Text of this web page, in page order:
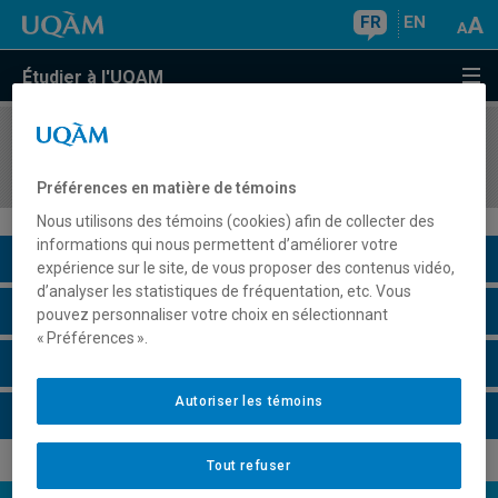
FR EN
Étudier à l'UQAM
COURS//
Description du cours
Horaire - Été 2026
Préférences en matière de témoins
Nous utilisons des témoins (cookies) afin de collecter des
informations qui nous permettent d’améliorer votre
expérience sur le site, de vous proposer des contenus vidéo,
d’analyser les statistiques de fréquentation, etc. Vous
pouvez personnaliser votre choix en sélectionnant
« Préférences ».
Tout refuser
Autoriser les témoins